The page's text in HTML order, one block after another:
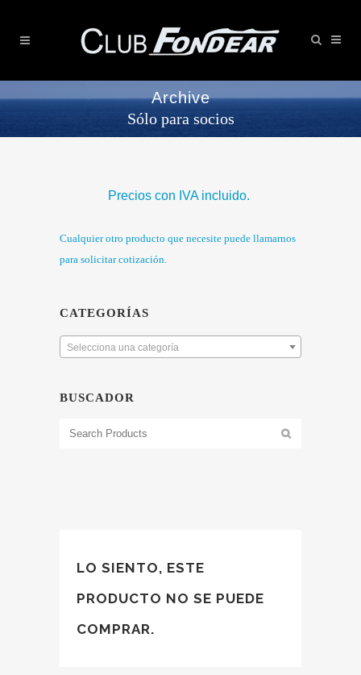
Archive
Sólo para socios
Precios con IVA incluido.
Cualquier otro producto que necesite puede llamarnos
para solicitar cotización.
CATEGORÍAS
Selecciona una categoría
BUSCADOR
LO SIENTO, ESTE
PRODUCTO NO SE PUEDE
COMPRAR.